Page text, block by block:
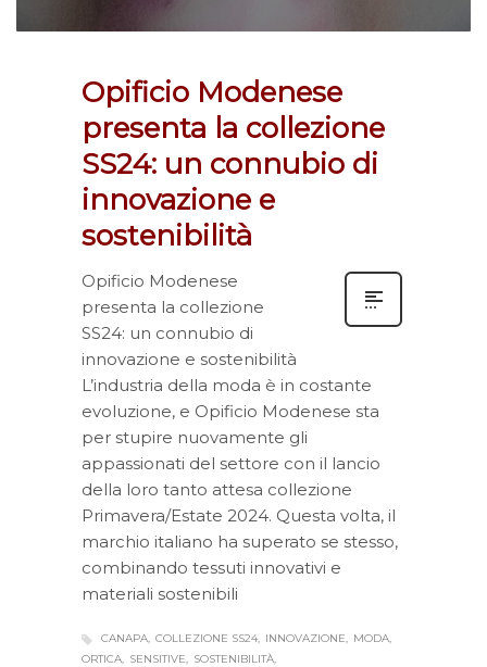
Opificio Modenese
presenta la collezione
SS24: un connubio di
innovazione e
sostenibilità
Opificio Modenese
presenta la collezione
SS24: un connubio di
innovazione e sostenibilità
L’industria della moda è in costante
evoluzione, e Opificio Modenese sta
per stupire nuovamente gli
appassionati del settore con il lancio
della loro tanto attesa collezione
Primavera/Estate 2024. Questa volta, il
marchio italiano ha superato se stesso,
combinando tessuti innovativi e
materiali sostenibili
CANAPA COLLEZIONE SS24 INNOVAZIONE
MODA
ORTICA
SENSITIVE SOSTENIBILITÀ